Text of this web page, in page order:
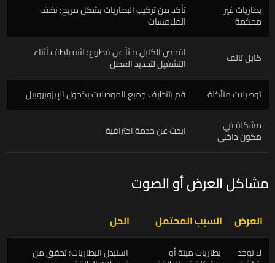
بطاريات غير
محكمة
تأكد من تركيب البطاريات بشكل مريح؛ نظف
الملامسات
كابل تالف افحص الكابل بحثاً عن قطوع؛ اثنه بلطف أثناء
التشغيل لتحديد العطل
توصيلات متآكلة
قم بتنظيف جميع الموصلات بكحول الإيزوبروبيل
مشكلة في
مكون داخلي ابحث عن خدمة احترافية
مشاكل العرض أو الصوت
العرض السبب المحتمل الحل
لا توجد بطاريات ميتة أو استبدل البطاريات؛ تحقق من